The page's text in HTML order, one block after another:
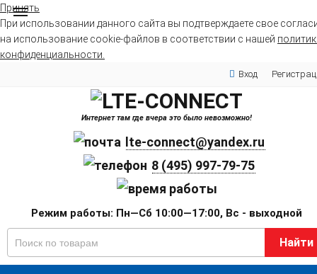
Принять
При использовании данного сайта вы подтверждаете свое
на использование cookie-файлов в соответствии с нашей
конфиденциальности.
Вход
Интернет там где вчера это было невозможно!
lte-connect@yandex.ru
8 (495) 997-79-75
Режим работы: Пн—Сб 10:00—17:00, Вс - выходной
Найти